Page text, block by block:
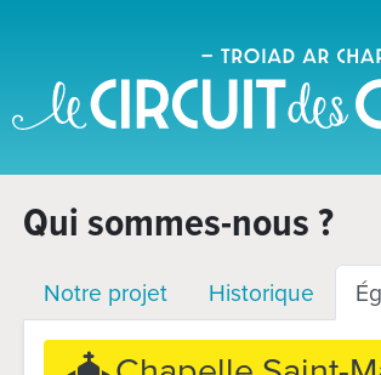
Qui sommes-nous ?
Notre projet Historique